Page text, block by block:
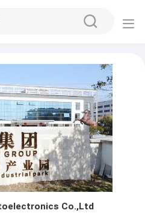
Co.,Ltd